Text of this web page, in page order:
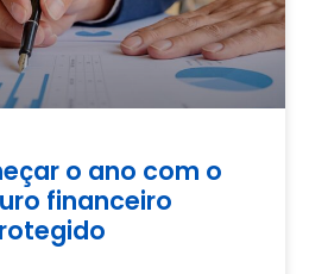
o ano com o
financeiro